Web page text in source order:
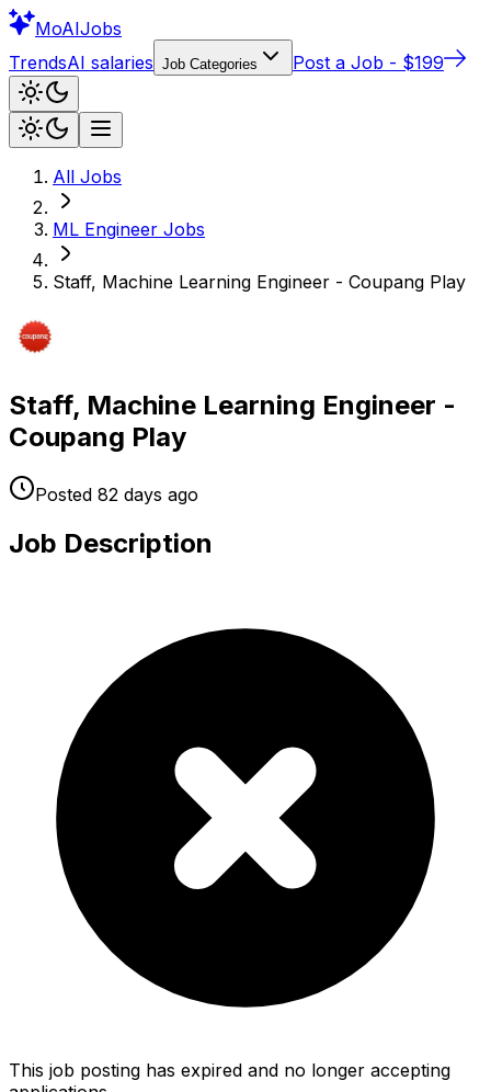
MoAIJobs
TrendsAI salaries Job Categories Post a Job - $199
All Jobs
ML Engineer Jobs
Staff, Machine Learning Engineer - Coupang Play
Staff, Machine Learning Engineer -
Coupang Play
Posted 82 days ago
Job Description
This job posting has expired and no longer accepting